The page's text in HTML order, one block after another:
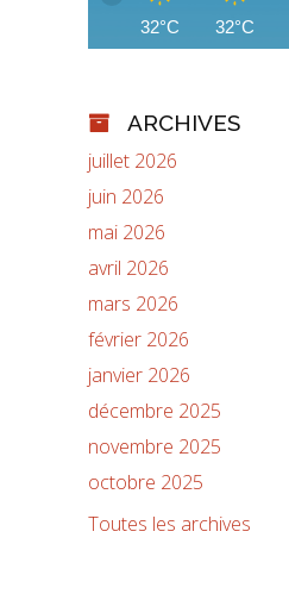
32°C 32°C
ARCHIVES
juillet 2026
juin 2026
mai 2026
avril 2026
mars 2026
février 2026
janvier 2026
décembre 2025
novembre 2025
octobre 2025
Toutes les archives